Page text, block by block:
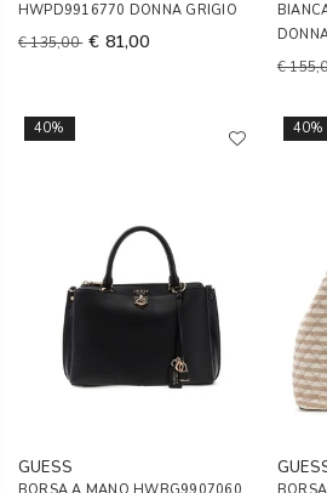
HWPD9916770 DONNA GRIGIO
€ 135,00 € 81,00
€
40%
GUESS
40%